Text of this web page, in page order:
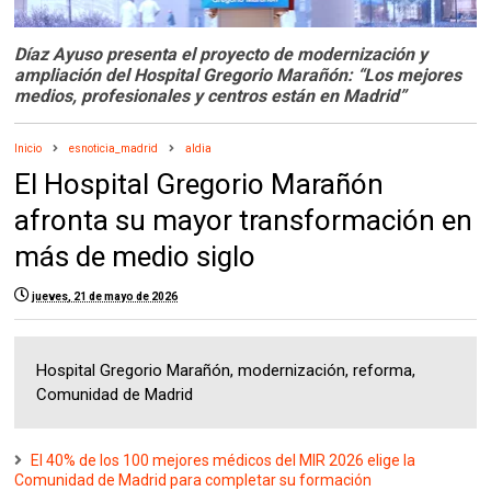
Díaz Ayuso presenta el proyecto de modernización y
ampliación del Hospital Gregorio Marañón: “Los mejores
medios, profesionales y centros están en Madrid”
Inicio esnoticia_madrid aldia
El Hospital Gregorio Marañón
afronta su mayor transformación en
más de medio siglo
jueves, 21 de mayo de 2026
Hospital Gregorio Marañón, modernización, reforma,
Comunidad de Madrid
El 40% de los 100 mejores médicos del MIR 2026 elige la
Comunidad de Madrid para completar su formación